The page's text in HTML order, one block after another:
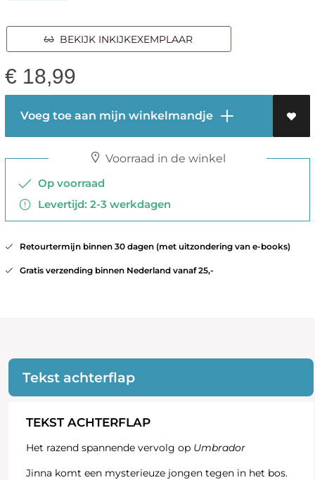
BEKIJK INKIJKEXEMPLAAR
€ 18,99
Voeg toe aan mijn winkelmandje
Voorraad in de winkel
Op voorraad
Levertijd: 2-3 werkdagen
Retourtermijn binnen 30 dagen (met uitzondering van e-books)
Gratis verzending binnen Nederland vanaf 25,-
Tekst achterflap
TEKST ACHTERFLAP
Het razend spannende vervolg op Umbrador
Jinna komt een mysterieuze jongen tegen in het bos.